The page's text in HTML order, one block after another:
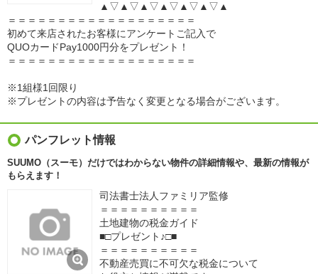
▲▽▲▽▲▽▲▽▲▽▲▽▲
＝＝＝＝＝＝＝＝＝＝＝＝＝＝＝＝＝＝＝
初めて来店されたお客様にアンケートご記入で
QUOカードPay1000円分をプレゼント！
＝＝＝＝＝＝＝＝＝＝＝＝＝＝＝＝＝＝＝
※1組様1回限り
※プレゼントの内容は予告なく変更となる場合がございます。
パンフレット情報
SUUMO（スーモ）だけではわからない物件の詳細情報や、最新の情報が
もらえます！
司法書士法人ファミリア監修
＝＝＝＝＝＝＝＝＝＝
土地建物の税金ガイド
■□プレゼント♪□■
＝＝＝＝＝＝＝＝＝＝
不動産売買に不可欠な税金について